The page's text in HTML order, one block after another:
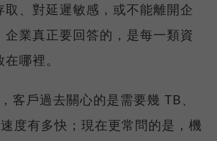
取、對延遲敏感，或不能離開企
企業真正要回答的，是每一類資
哪裡。
客戶過去關心的是需要幾 TB、
度有多快；現在更常問的是，機